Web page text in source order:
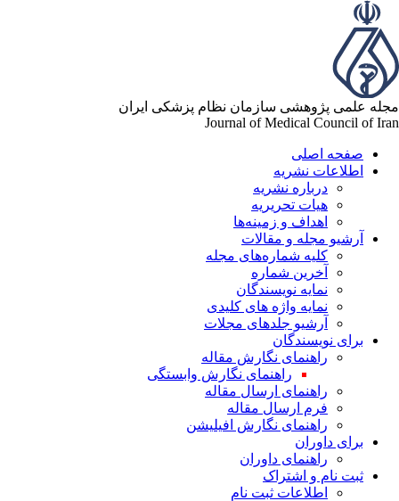
علمی پژوهشی سازمان نظام پزشکی ایران
Journal of Medical Council of
صفحه اصلی
اطلاعات نشریه
درباره نشریه
هیات تحریریه
اهداف و زمینه‌ها
آرشیو مجله و مقالات
کلیه شماره‌های مجله
آخرین شماره
نمایه نویسندگان
نمایه واژه های کلیدی
آرشیو جلدهای مجلات
برای نویسندگان
راهنمای نگارش مقاله
راهنمای نگارش وابستگی
راهنمای ارسال مقاله
فرم ارسال مقاله
راهنمای نگارش افیلیشن
برای داوران
راهنمای داوران
ثبت نام و اشتراک
اطلاعات ثبت نام